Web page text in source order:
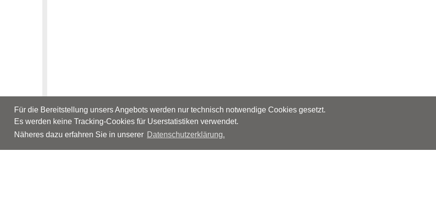
Für die Bereitstellung unsers Angebots werden nur technisch notwendige Cookies gesetzt.
Es werden keine Tracking-Cookies für Userstatistiken verwendet.
Näheres dazu erfahren Sie in unserer Datenschutzerklärung.